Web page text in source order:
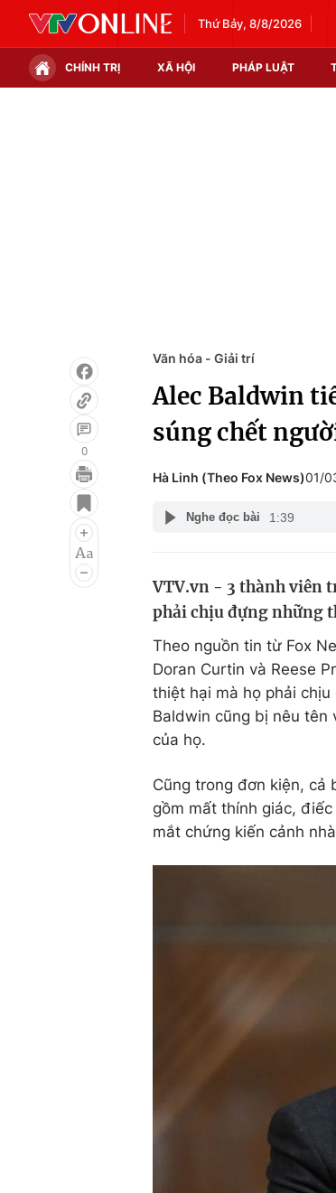
Thứ Bảy, 8/8/2026
CHÍNH TRỊ XÃ HỘI PHÁP LUẬT
Điện ảnh
Âm nhạc
Du lịch
Chất lượng
0
Văn hóa - Giải trí
Alec Baldwin
súng chết
Hà Linh (Theo Fox News)01/
Nghe đọc bài 1:39
VTV.vn - 3 thành viên
phải chịu đựng những
Theo nguồn tin từ Fox
Doran Curtin và Reese
thiệt hại mà họ phải
Baldwin cũng bị nêu tên
của họ.
Cũng trong đơn kiện, cả
gồm mất thính giác,
mắt chứng kiến cảnh